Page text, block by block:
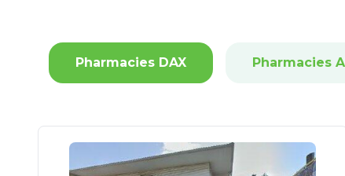
Pharmacies DAX Pharmacies